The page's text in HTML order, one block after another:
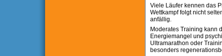
Viele Läufer kennen das
Wettkampf folgt nicht
anfällig.
Moderates Training kann
Energiemangel und
Ultramarathon oder
besonders